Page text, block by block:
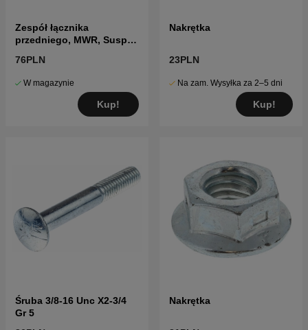
Zespół łącznika
przedniego, MWR, Susp
76PLN
W magazynie
Kup!
Nakrętka
23PLN
Na zam. Wysyłka za 2–5 dni
Kup!
Śruba 3/8-16 Unc X2-3/4
Gr 5
Nakrętka